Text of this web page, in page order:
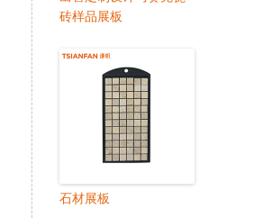
砖样品展板
石材展板